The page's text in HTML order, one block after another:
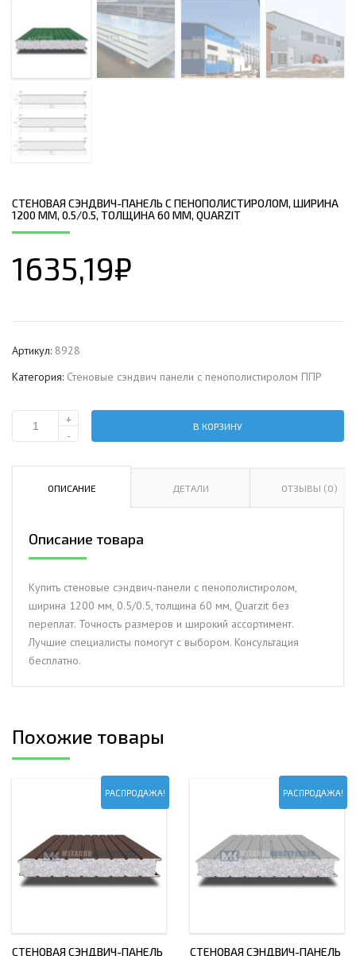
СТЕНОВАЯ СЭНДВИЧ-ПАНЕЛЬ С ПЕНОПОЛИСТИРОЛОМ, ШИРИНА
1200 ММ, 0.5/0.5, ТОЛЩИНА 60 ММ, QUARZIT
1635,19₽
Артикул: 8928
Категория: Стеновые сэндвич панели с пенополистиролом ППР
Количество
сэндвич-
ширина
1200
0.5/0.5,
толщина
Quarzit
+
-
В КОРЗИНУ
ОПИСАНИЕ ДЕТАЛИ ОТЗЫВЫ (0)
Описание товара
Купить стеновые сэндвич-панели с пенополистиролом,
ширина 1200 мм, 0.5/0.5, толщина 60 мм, Quarzit без
переплат. Точность размеров и широкий ассортимент.
Лучшие специалисты помогут с выбором. Консультация
бесплатно.
Похожие товары
РАСПРОДАЖА!
СТЕНОВАЯ СЭНДВИЧ-ПАНЕЛЬ
РАСПРОДАЖА!
СТЕНОВАЯ СЭНДВИЧ-ПАНЕЛЬ